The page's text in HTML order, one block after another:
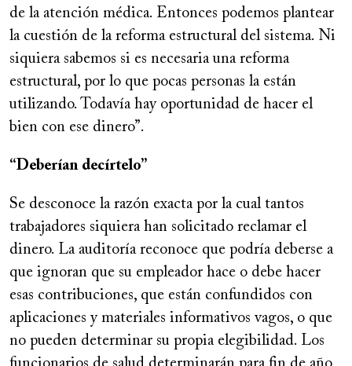
de la atención médica. Entonces podemos plantear
la cuestión de la reforma estructural del sistema. Ni
siquiera sabemos si es necesaria una reforma
estructural, por lo que pocas personas la están
utilizando. Todavía hay oportunidad de hacer el
bien con ese dinero”.
“Deberían decírtelo”
Se desconoce la razón exacta por la cual tantos
trabajadores siquiera han solicitado reclamar el
dinero. La auditoría reconoce que podría deberse a
que ignoran que su empleador hace o debe hacer
esas contribuciones, que están confundidos con
aplicaciones y materiales informativos vagos, o que
no pueden determinar su propia elegibilidad. Los